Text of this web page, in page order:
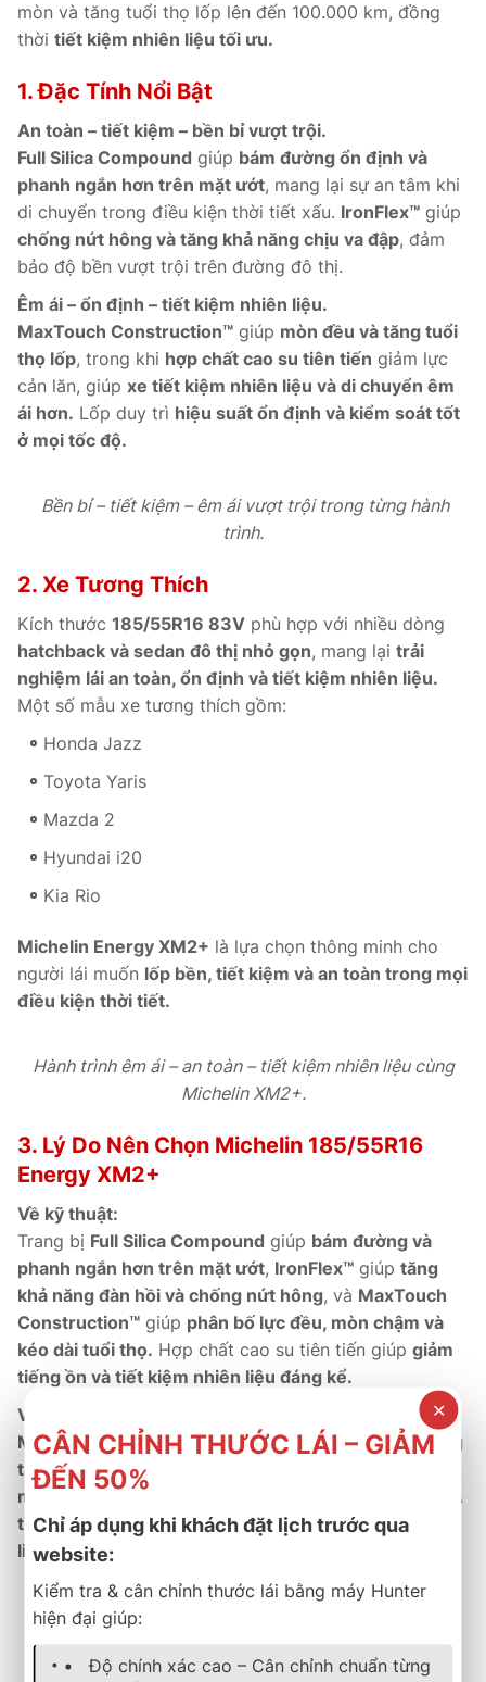
mòn và tăng tuổi thọ lốp lên đến 100.000 km, đồng
thời tiết kiệm nhiên liệu tối ưu.
1. Đặc Tính Nổi Bật
An toàn – tiết kiệm – bền bỉ vượt trội.
Full Silica Compound giúp bám đường ổn định và
phanh ngắn hơn trên mặt ướt, mang lại sự an tâm khi
di chuyển trong điều kiện thời tiết xấu. IronFlex™ giúp
chống nứt hông và tăng khả năng chịu va đập, đảm
bảo độ bền vượt trội trên đường đô thị.
Êm ái – ổn định – tiết kiệm nhiên liệu.
MaxTouch Construction™ giúp mòn đều và tăng tuổi
thọ lốp, trong khi hợp chất cao su tiên tiến giảm lực
cản lăn, giúp xe tiết kiệm nhiên liệu và di chuyển êm
ái hơn. Lốp duy trì hiệu suất ổn định và kiểm soát tốt
ở mọi tốc độ.
Bền bỉ – tiết kiệm – êm ái vượt trội trong từng hành
trình.
2. Xe Tương Thích
Kích thước 185/55R16 83V phù hợp với nhiều dòng
hatchback và sedan đô thị nhỏ gọn, mang lại trải
nghiệm lái an toàn, ổn định và tiết kiệm nhiên liệu.
Một số mẫu xe tương thích gồm:
Honda Jazz
Toyota Yaris
Mazda 2
Hyundai i20
Kia Rio
Michelin Energy XM2+ là lựa chọn thông minh cho
người lái muốn lốp bền, tiết kiệm và an toàn trong mọi
điều kiện thời tiết.
Hành trình êm ái – an toàn – tiết kiệm nhiên liệu cùng
Michelin XM2+.
3. Lý Do Nên Chọn Michelin 185/55R16
Energy XM2+
Về kỹ thuật:
Trang bị Full Silica Compound giúp bám đường và
phanh ngắn hơn trên mặt ướt, IronFlex™ giúp tăng
khả năng đàn hồi và chống nứt hông, và MaxTouch
Construction™ giúp phân bố lực đều, mòn chậm và
kéo dài tuổi thọ. Hợp chất cao su tiên tiến giúp giảm
tiếng ồn và tiết kiệm nhiên liệu đáng kể.
Về thương mại:
Michelin Energy XM2+là dòngphân phối chính hãng
tại Việt Nam, đi kèm
mãi tận tâm. Đây là mẫu lốp được
người dùng châu Á
tin chọn hàng đầunhờđộ bền cao, tiết kiệm nhiên
liệu và hiệu năng ổn định trong thời gian dài.
Lốp bền – an toàn – tiết kiệm – chuẩn lựa chọn thông
minh của người dùng đô thị.
✕
CÂN CHỈNH THƯỚC LÁI – GIẢM
ĐẾN 50%
Chỉ áp dụng khi khách đặt lịch trước qua
website:
Kiểm tra & cân chỉnh thước lái bằng máy Hunter
hiện đại giúp:
Độ chính xác cao – Cân chỉnh chuẩn từng